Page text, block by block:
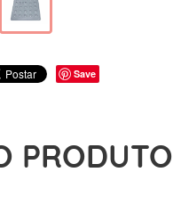
Save
PRODUTO